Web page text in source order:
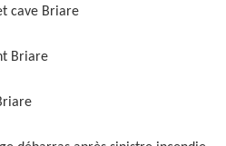
cave Briare
Briare